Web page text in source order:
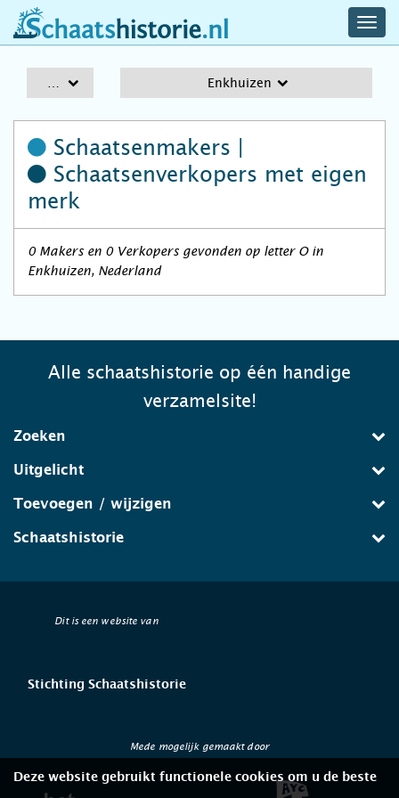
schaatshistorie.nl
Enkhuizen
Schaatsenmakers |
Schaatsenverkopers met eigen
merk
0 Makers en 0 Verkopers gevonden op letter O in
Enkhuizen, Nederland
Alle schaatshistorie op één handige
verzamelsite!
Zoeken
Uitgelicht
Toevoegen / wijzigen
Schaatshistorie
Dit is een website van
Stichting Schaatshistorie
Mede mogelijk gemaakt door
Deze website gebruikt functionele cookies om u de beste